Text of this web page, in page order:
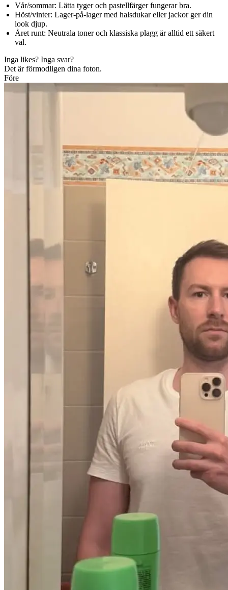
Vår/sommar: Lätta tyger och pastellfärger fungerar bra.
Höst/vinter: Lager-på-lager med halsdukar eller jackor ger din
look djup.
Året runt: Neutrala toner och klassiska plagg är alltid ett säkert
val.
Inga likes? Inga svar?
Det är förmodligen dina foton.
Före